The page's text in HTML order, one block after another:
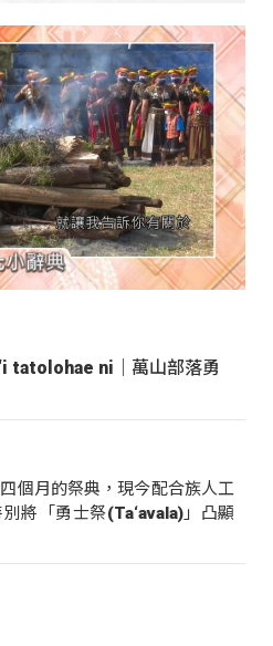
tatolohae ni｜萬山部落勇
個月的祭典，現今配合族人工
將「勇士祭(Ta‘avala)」凸顯